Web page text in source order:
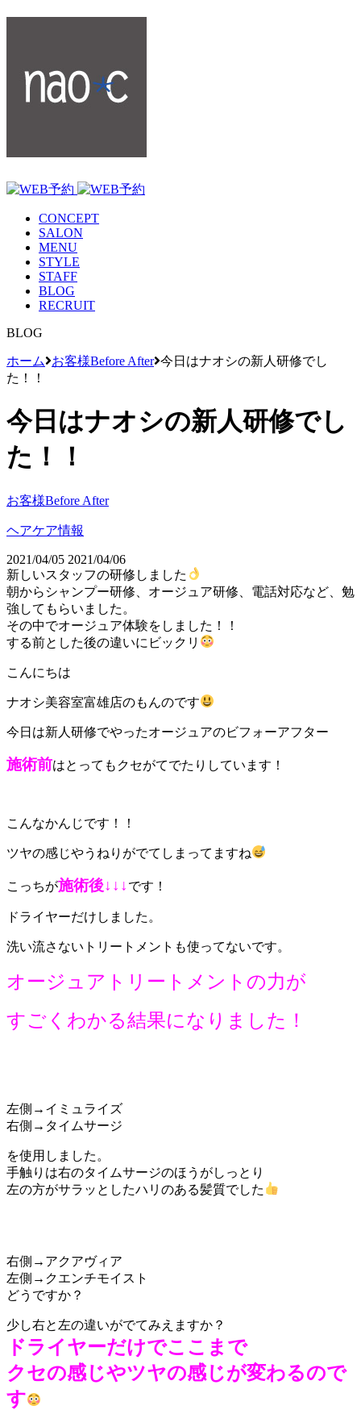
CONCEPT
SALON
MENU
STYLE
STAFF
BLOG
RECRUIT
BLOG
ホーム お客様Before After 今日はナオシの新人研修でし
た！！
今日はナオシの新人研修でし
た！！
お客様Before After
ヘアケア情報
2021/04/05 2021/04/06
新しいスタッフの研修しました
朝からシャンプー研修、オージュア研修、電話対応など、勉
強してもらいました。
その中でオージュア体験をしました！！
する前とした後の違いにビックリ
こんにちは
ナオシ美容室富雄店のもんのです
今日は新人研修でやったオージュアのビフォーアフター
施術前はとってもクセがてでたりしています！
こんなかんじです！！
ツヤの感じやうねりがでてしまってますね
こっちが施術後↓↓↓ です！
ドライヤーだけしました。
洗い流さないトリートメントも使ってないです。
オージュアトリートメントの力が
すごくわかる結果になりました！
左側→イミュライズ
右側→タイムサージ
を使用しました。
手触りは右のタイムサージのほうがしっとり
左の方がサラッとしたハリのある髪質でした
右側→アクアヴィア
左側→クエンチモイスト
どうですか？
少し右と左の違いがでてみえますか？
ドライヤーだけでここまで
クセの感じやツヤの感じが変わるので
す